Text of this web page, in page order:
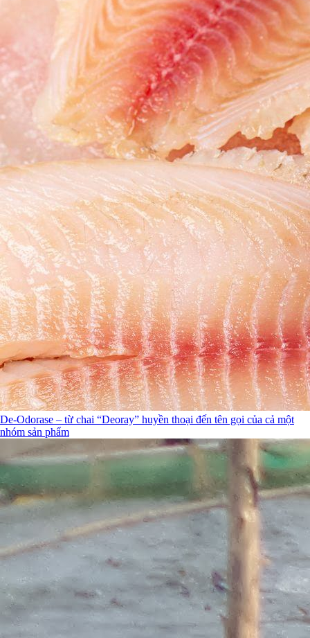
De-Odorase – từ chai “Deoray” huyền thoại đến tên gọi của cả một
nhóm sản phẩm